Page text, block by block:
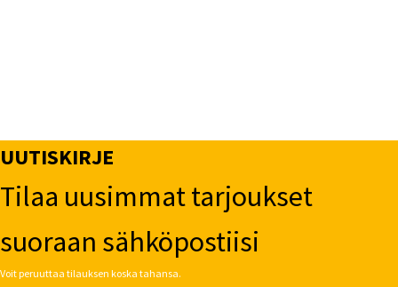
UUTISKIRJE
Tilaa uusimmat tarjoukset
suoraan sähköpostiisi
Voit peruuttaa tilauksen koska tahansa.